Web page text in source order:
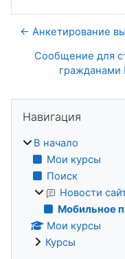
← Анкетирование
Сообщение для
гражданами
Навигация
В начало
Мои курсы
Поиск
Новости
Мобильное
Мои курсы
Курсы